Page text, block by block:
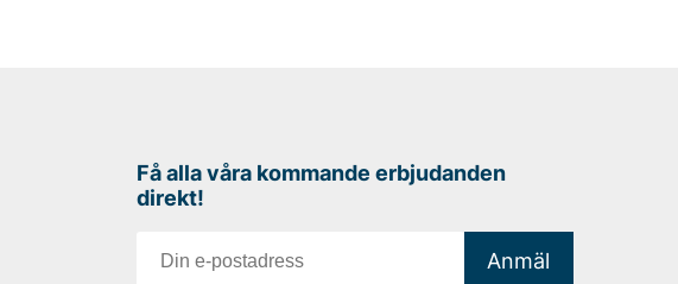
Få alla våra kommande erbjudanden
direkt!
Anmäl